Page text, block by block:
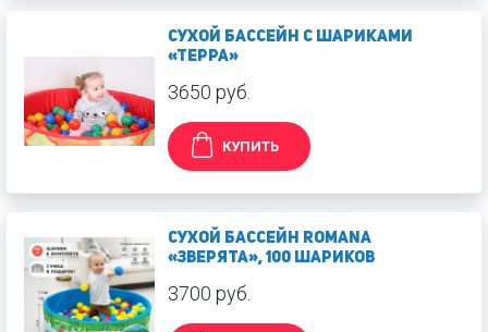
Сухой бассейн с шариками
«Терра»
3650 руб.
КУПИТЬ
Сухой бассейн Romana
«Зверята», 100 шариков
3700 руб.